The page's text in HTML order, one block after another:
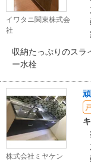
イワタニ関東株式会
社
収納たっぷりのスラ
ー水栓
株式会社ミヤケン